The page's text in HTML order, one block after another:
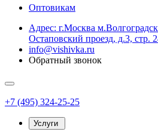
Оптовикам
Адрес: г.Москва
Остаповский проезд, д.3, стр.
info@vishivka.ru
Обратный звонок
+7 (495) 324-25-25
Услуги